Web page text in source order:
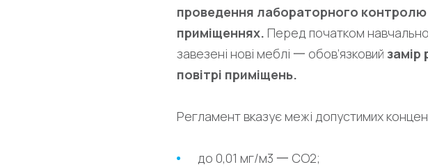
проведення лабораторного
приміщеннях. Перед початком
завезені нові меблі 一 обов’язковий замір
повітрі приміщень.
Регламент вказує межі допустимих
до 0,01 мг/м3 一 СО2;